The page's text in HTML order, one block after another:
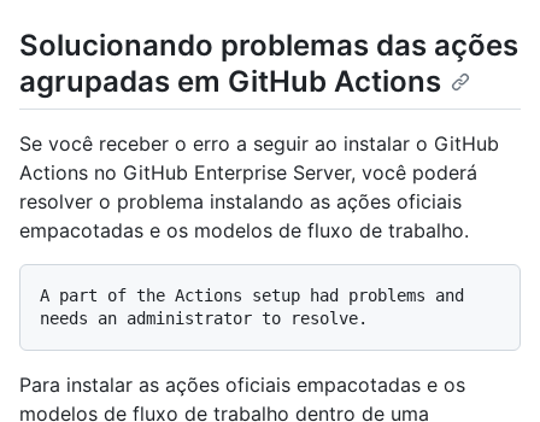
Solucionando problemas das ações
agrupadas em GitHub Actions
Se você receber o erro a seguir ao instalar o GitHub
Actions no GitHub Enterprise Server, você poderá
resolver o problema instalando as ações oficiais
empacotadas e os modelos de fluxo de trabalho.
A part of the Actions setup had problems and
Para instalar as ações oficiais empacotadas e os
modelos de fluxo de trabalho dentro de uma